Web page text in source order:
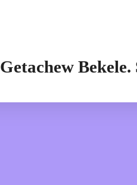
Getachew